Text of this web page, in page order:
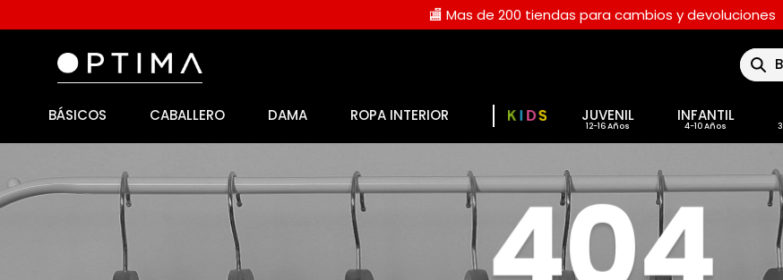
🏬 Mas de 200 tiendas para cambios y devoluciones
BÁSICOS CABALLERO DAMA ROPA INTERIOR JUVENIL INFANTIL
licencia
3.
playeras dama